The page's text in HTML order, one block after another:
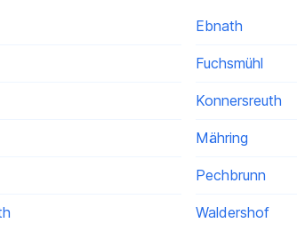
Ebnath
Fuchsmühl
Konnersreuth
Mähring
Pechbrunn
Waldershof